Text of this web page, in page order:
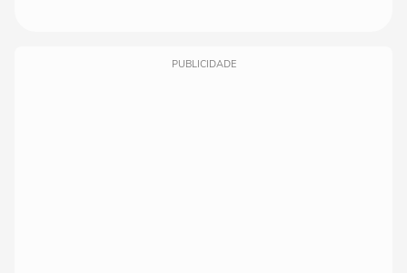
PUBLICIDADE